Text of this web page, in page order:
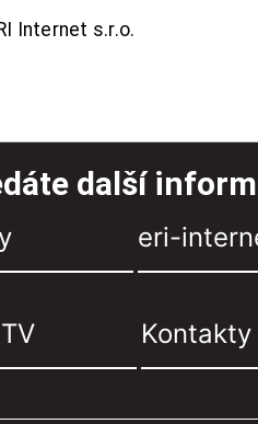
Internet s.r.o.
další
eri-
Kontakty